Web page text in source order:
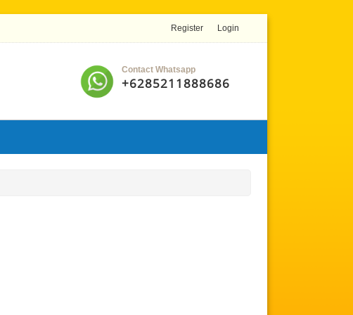
Login
Register
Contact Whatsapp
+6285211888686